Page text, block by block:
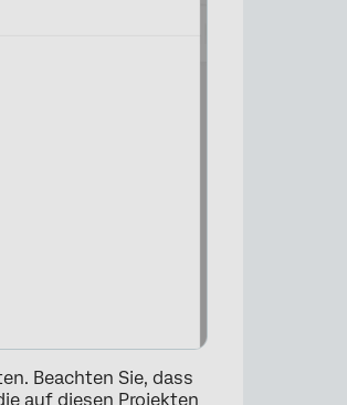
Beachten Sie, dass
auf diesen Projekten